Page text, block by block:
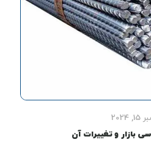
بازار و تغییرات آن